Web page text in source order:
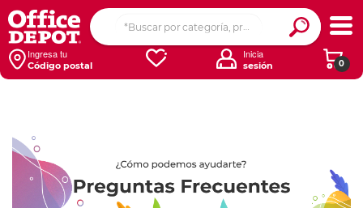
Ingresa tu
Código postal 0
Inicia
sesión